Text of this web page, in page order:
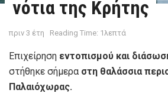
νότια της Κρήτης
πριν 3 έτη Reading Time: 1λεπτά
Επιχείρηση εντοπισμού και
στήθηκε σήμερα στη θαλάσσια
Παλαιόχωρας.